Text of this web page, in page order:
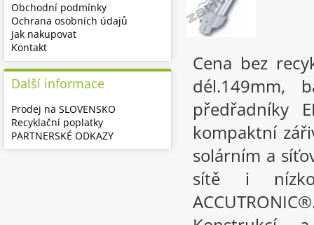
Cena bez
dél.149mm,
předřadníky
kompaktní
solárním a
sítě i
Obchodní podmínky
Ochrana osobních údajů
Jak nakupovat
Kontakt
Další informace
Prodej na SLOVENSKO
Recyklační poplatky
PARTNERSKÉ ODKAZY